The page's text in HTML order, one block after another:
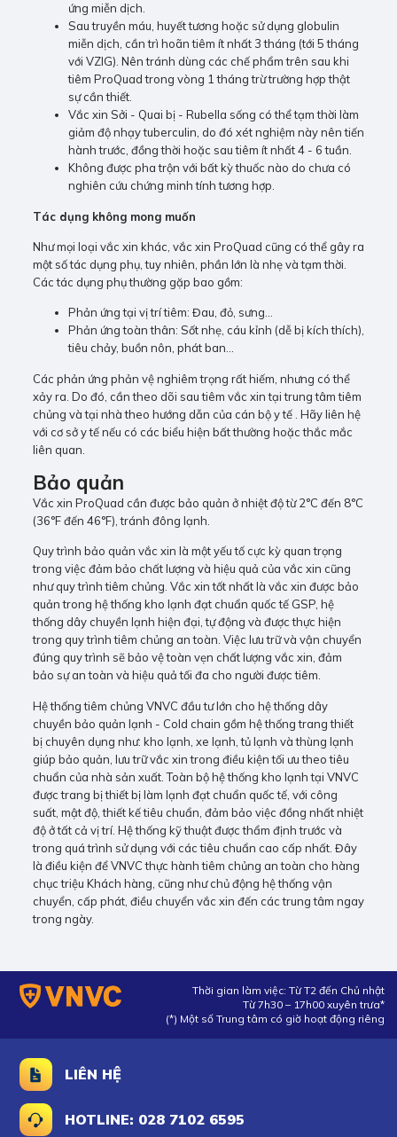
ứng miễn dịch.
Sau truyền máu, huyết tương hoặc sử dụng globulin
miễn dịch, cần trì hoãn tiêm ít nhất 3 tháng (tới 5 tháng
với VZIG). Nên tránh dùng các chế phẩm trên sau khi
tiêm ProQuad trong vòng 1 tháng trừ trường hợp thật
sự cần thiết.
Vắc xin Sởi - Quai bị - Rubella sống có thể tạm thời làm
giảm độ nhạy tuberculin, do đó xét nghiệm này nên tiến
hành trước, đồng thời hoặc sau tiêm ít nhất 4 - 6 tuần.
Không được pha trộn với bất kỳ thuốc nào do chưa có
nghiên cứu chứng minh tính tương hợp.
Tác dụng không mong muốn
Như mọi loại vắc xin khác, vắc xin ProQuad cũng có thể gây ra
một số tác dụng phụ, tuy nhiên, phần lớn là nhẹ và tạm thời.
Các tác dụng phụ thường gặp bao gồm:
Phản ứng tại vị trí tiêm: Đau, đỏ, sưng…
Phản ứng toàn thân: Sốt nhẹ, cáu kỉnh (dễ bị kích thích),
tiêu chảy, buồn nôn, phát ban…
Các phản ứng phản vệ nghiêm trọng rất hiếm, nhưng có thể
xảy ra. Do đó, cần theo dõi sau tiêm vắc xin tại trung tâm tiêm
chủng và tại nhà theo hướng dẫn của cán bộ y tế . Hãy liên hệ
với cơ sở y tế nếu có các biểu hiện bất thường hoặc thắc mắc
liên quan.
Bảo quản
Vắc xin ProQuad cần được bảo quản ở nhiệt độ từ 2°C đến 8°C
(36°F đến 46°F), tránh đông lạnh.
Quy trình bảo quản vắc xin là một yếu tố cực kỳ quan trọng
trong việc đảm bảo chất lượng và hiệu quả của vắc xin cũng
như quy trình tiêm chủng. Vắc xin tốt nhất là vắc xin được bảo
quản trong hệ thống kho lạnh đạt chuẩn quốc tế GSP, hệ
thống dây chuyền lạnh hiện đại, tự động và được thực hiện
trong quy trình tiêm chủng an toàn. Việc lưu trữ và vận chuyển
đúng quy trình sẽ bảo vệ toàn vẹn chất lượng vắc xin, đảm
bảo sự an toàn và hiệu quả tối đa cho người được tiêm.
Hệ thống tiêm chủng VNVC đầu tư lớn cho hệ thống dây
chuyền bảo quản lạnh - Cold chain gồm hệ thống trang thiết
bị chuyên dụng như: kho lạnh, xe lạnh, tủ lạnh và thùng lạnh
giúp bảo quản, lưu trữ vắc xin trong điều kiện tối ưu theo tiêu
chuẩn của nhà sản xuất. Toàn bộ hệ thống kho lạnh tại VNVC
được trang bị thiết bị làm lạnh đạt chuẩn quốc tế, với công
suất, mật độ, thiết kế tiêu chuẩn, đảm bảo việc đồng nhất nhiệt
độ ở tất cả vị trí. Hệ thống kỹ thuật được thẩm định trước và
trong quá trình sử dụng với các tiêu chuẩn cao cấp nhất. Đây
là điều kiện để VNVC thực hành tiêm chủng an toàn cho hàng
chục triệu Khách hàng, cũng như chủ động hệ thống vận
chuyển, cấp phát, điều chuyển vắc xin đến các trung tâm ngay
trong ngày.
Thời gian làm việc: Từ T2 đến Chủ nhật
Từ 7h30 – 17h00 xuyên trưa*
(*) Một số Trung tâm có giờ hoạt động riêng
LIÊN HỆ
HOTLINE: 028 7102 6595